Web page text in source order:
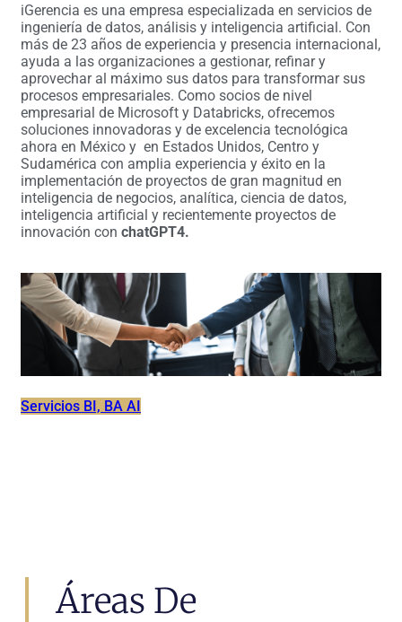
iGerencia es una empresa especializada en servicios de
ingeniería de datos, análisis y inteligencia artificial. Con
más de 23 años de experiencia y presencia internacional,
ayuda a las organizaciones a gestionar, refinar y
aprovechar al máximo sus datos para transformar sus
procesos empresariales. Como socios de nivel
empresarial de Microsoft y Databricks, ofrecemos
soluciones innovadoras y de excelencia tecnológica
ahora en México y en Estados Unidos, Centro y
Sudamérica con amplia experiencia y éxito en la
implementación de proyectos de gran magnitud en
inteligencia de negocios, analítica, ciencia de datos,
inteligencia artificial y recientemente proyectos de
innovación con chatGPT4.
Servicios BI, BA AI
Áreas De